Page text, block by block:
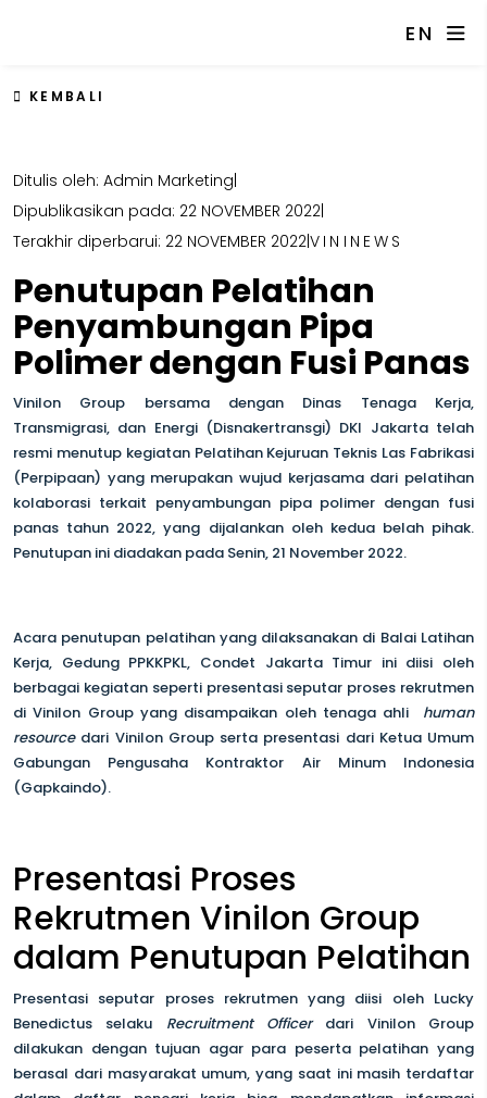
EN
KEMBALI
Ditulis oleh: Admin Marketing
Dipublikasikan pada: 22 NOVEMBER 2022
Terakhir diperbarui: 22 NOVEMBER 2022VININEWS
Penutupan Pelatihan
Penyambungan Pipa
Polimer dengan Fusi Panas
Vinilon Group bersama dengan Dinas Tenaga Kerja,
Transmigrasi, dan Energi (Disnakertransgi) DKI Jakarta telah
resmi menutup kegiatan Pelatihan Kejuruan Teknis Las Fabrikasi
(Perpipaan) yang merupakan wujud kerjasama dari pelatihan
kolaborasi terkait penyambungan pipa polimer dengan fusi
panas tahun 2022, yang dijalankan oleh kedua belah pihak.
Penutupan ini diadakan pada Senin, 21 November 2022.
Acara penutupan pelatihan yang dilaksanakan di Balai Latihan
Kerja, Gedung PPKKPKL, Condet Jakarta Timur ini diisi oleh
berbagai kegiatan seperti presentasi seputar proses rekrutmen
di Vinilon Group yang disampaikan oleh tenaga ahli human
resourcedari Vinilon Group serta presentasi dari Ketua Umum
Gabungan Pengusaha Kontraktor Air Minum Indonesia
(Gapkaindo).
Presentasi Proses
Rekrutmen Vinilon Group
dalam Penutupan Pelatihan
Presentasi seputar proses rekrutmen yang diisi oleh Lucky
Benedictus selaku Recruitment Officerdari Vinilon Group
dilakukan dengan tujuan agar para peserta pelatihan yang
berasal dari masyarakat umum, yang saat ini masih terdaftar